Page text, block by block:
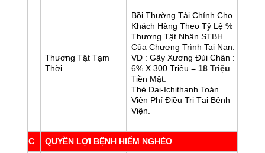
Thương Tật Tạm
Thời
Bồi Thường Tài Chính Cho
Khách Hàng Theo Tỷ Lệ %
Thương Tật Nhân STBH
Của Chương Trình Tai Nạn.
VD : Gãy Xương Đùi Chân :
6% X 300 Triệu = 18 Triệu
Tiền Mặt.
Thẻ Dai-Ichithanh Toán
Viện Phí Điều Trị Tại Bệnh
Viện.
C QUYỀN LỢI BỆNH HIỂM NGHÈO